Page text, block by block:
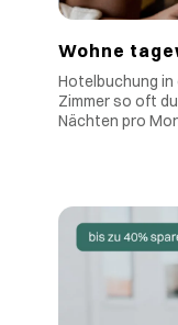
Wohne
Hotelbuchung in
Zimmer so oft
Nächten pro